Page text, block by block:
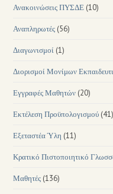
Ανακοινώσεις ΠΥΣΔΕ (10)
Αναπληρωτές (56)
Διαγωνισμοί (1)
Διορισμοί Μονίμων
Εγγραφές Μαθητών (20)
Εκτέλεση Προϋπολογισμού (41)
Εξεταστέα Ύλη (11)
Κρατικό Πιστοποιητικό
Μαθητές (136)